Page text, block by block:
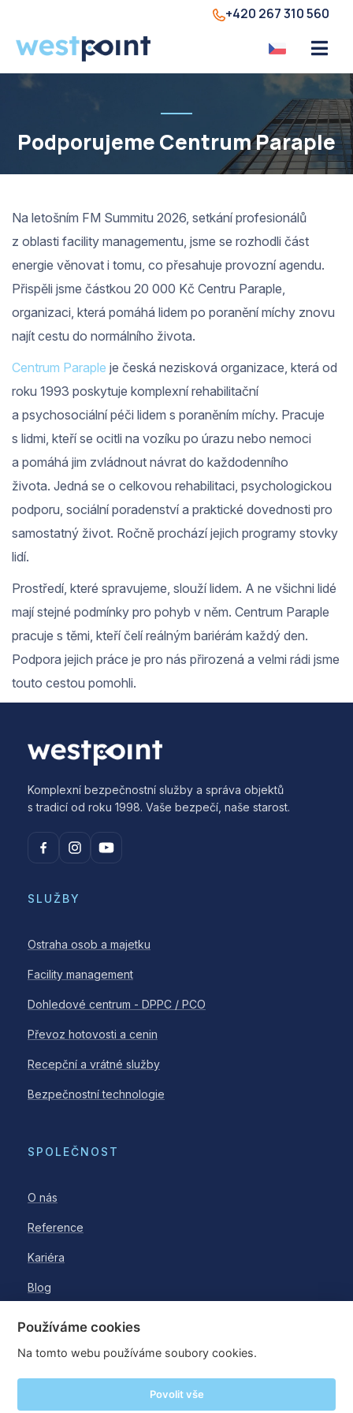
+420 267 310 560
Podporujeme Centrum Paraple
Na letošním FM Summitu 2026, setkání profesionálů
z oblasti facility managementu, jsme se rozhodli část
energie věnovat i tomu, co přesahuje provozní agendu.
Přispěli jsme částkou 20 000 Kč Centru Paraple,
organizaci, která pomáhá lidem po poranění míchy znovu
najít cestu do normálního života.
Centrum Paraple je česká nezisková organizace, která od
roku 1993 poskytuje komplexní rehabilitační
a psychosociální péči lidem s poraněním míchy. Pracuje
s lidmi, kteří se ocitli na vozíku po úrazu nebo nemoci
a pomáhá jim zvládnout návrat do každodenního
života. Jedná se o celkovou rehabilitaci, psychologickou
podporu, sociální poradenství a praktické dovednosti pro
samostatný život. Ročně prochází jejich programy stovky
lidí.
Prostředí, které spravujeme, slouží lidem. A ne všichni lidé
mají stejné podmínky pro pohyb v něm. Centrum Paraple
pracuje s těmi, kteří čelí reálným bariérám každý den.
Podpora jejich práce je pro nás přirozená a velmi rádi jsme
touto cestou pomohli.
Komplexní bezpečnostní služby a správa objektů
s tradicí od roku 1998. Vaše bezpečí, naše starost.
SLUŽBY
Ostraha osob a majetku
Facility management
Dohledové centrum - DPPC / PCO
Převoz hotovosti a cenin
Recepční a vrátné služby
Bezpečnostní technologie
SPOLEČNOST
O nás
Reference
Kariéra
Blog
© 2026 WESTPOINT a.s.
Oznámení porušení práva·Akcionářský web
Používáme cookies
Na tomto webu používáme soubory cookies.
Povolit vše